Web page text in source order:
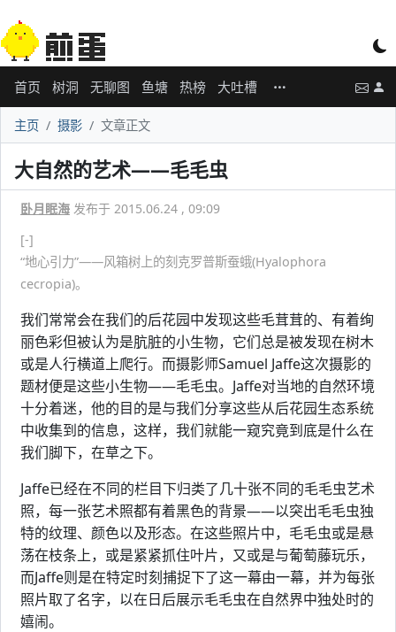
首页 树洞 无聊图 鱼塘 热榜 大吐槽
主页 摄影 文章正文
大自然的艺术——毛毛虫
卧月眠海 发布于 2015.06.24 , 09:09
[-]
“地心引力”——风箱树上的刻克罗普斯蚕蛾(Hyalophora
cecropia)。
我们常常会在我们的后花园中发现这些毛茸茸的、有着绚
丽色彩但被认为是肮脏的小生物，它们总是被发现在树木
或是人行横道上爬行。而摄影师Samuel Jaffe这次摄影的
题材便是这些小生物——毛毛虫。Jaffe对当地的自然环境
十分着迷，他的目的是与我们分享这些从后花园生态系统
中收集到的信息，这样，我们就能一窥究竟到底是什么在
我们脚下，在草之下。
Jaffe已经在不同的栏目下归类了几十张不同的毛毛虫艺术
照，每一张艺术照都有着黑色的背景——以突出毛毛虫独
特的纹理、颜色以及形态。在这些照片中，毛毛虫或是悬
荡在枝条上，或是紧紧抓住叶片，又或是与葡萄藤玩乐，
而Jaffe则是在特定时刻捕捉下了这一幕由一幕，并为每张
照片取了名字，以在日后展示毛毛虫在自然界中独处时的
嬉闹。